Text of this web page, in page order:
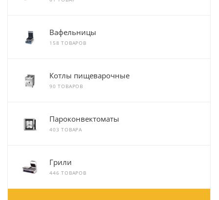
Вафельницы
158 ТОВАРОВ
Котлы пищеварочные
90 ТОВАРОВ
Пароконвектоматы
403 ТОВАРА
Грили
446 ТОВАРОВ